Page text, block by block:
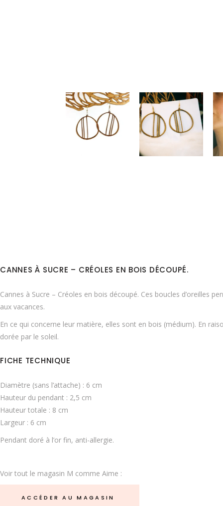
CANNES À SUCRE – CRÉOLES EN BOIS DÉCOUPÉ.
Cannes à Sucre – Créoles en bois découpé. Ces boucles d’oreilles
aux vacances.
En ce qui concerne leur matière, elles sont en bois (médium). En
dorée par le soleil.
FICHE TECHNIQUE
Diamètre (sans l’attache) : 6 cm
Hauteur du pendant : 2,5 cm
Hauteur totale : 8 cm
Largeur : 6 cm
Pendant doré à l’or fin, anti-allergie.
Voir tout le magasin M comme Aime :
ACCÉDER AU MAGASIN